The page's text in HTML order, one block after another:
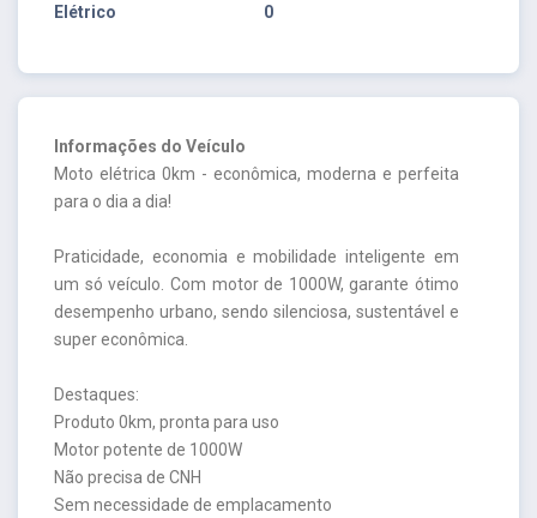
Elétrico 0
Informações do Veículo
Moto elétrica 0km - econômica, moderna e perfeita
para o dia a dia!
Praticidade, economia e mobilidade inteligente em
um só veículo. Com motor de 1000W, garante ótimo
desempenho urbano, sendo silenciosa, sustentável e
super econômica.
Destaques:
Produto 0km, pronta para uso
Motor potente de 1000W
Não precisa de CNH
Sem necessidade de emplacamento